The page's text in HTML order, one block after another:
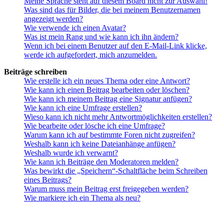
Was sind das für Bilder, die bei meinem Benutzernamen
angezeigt werden?
Wie verwende ich einen Avatar?
Was ist mein Rang und wie kann ich ihn ändern?
Wenn ich bei einem Benutzer auf den E-Mail-Link klicke,
werde ich aufgefordert, mich anzumelden.
Beiträge schreiben
Wie erstelle ich ein neues Thema oder eine Antwort?
Wie kann ich einen Beitrag bearbeiten oder löschen?
Wie kann ich meinem Beitrag eine Signatur anfügen?
Wie kann ich eine Umfrage erstellen?
Wieso kann ich nicht mehr Antwortmöglichkeiten erstellen?
Wie bearbeite oder lösche ich eine Umfrage?
Warum kann ich auf bestimmte Foren nicht zugreifen?
Weshalb kann ich keine Dateianhänge anfügen?
Weshalb wurde ich verwarnt?
Wie kann ich Beiträge den Moderatoren melden?
Was bewirkt die „Speichern“-Schaltfläche beim Schreiben
eines Beitrags?
Warum muss mein Beitrag erst freigegeben werden?
Wie markiere ich ein Thema als neu?